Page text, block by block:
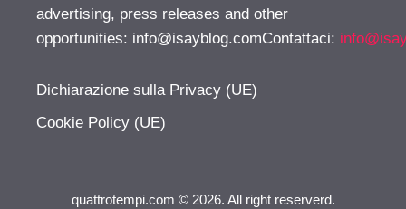
advertising, press releases and other
opportunities: info@isayblog.comContattaci:
Dichiarazione sulla Privacy (UE)
Cookie Policy (UE)
quattrotempi.com © 2026. All right reserverd.